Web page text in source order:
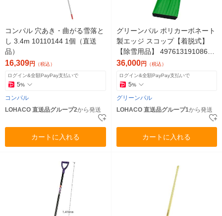
コンパル 穴あき・曲がる雪落と
し 3.4m 10110144 1個（直送
品）
16,309円 （税込）
ログイン&全額PayPay支払いで
5%
コンパル
LOHACO 直送品グループ2から発送
カートに入れる
グリーンパル ポリカーボネート
製エッジ スコップ【着脱式】
【除雪用品】 4976131910869
1セット(20個)（直送品）
36,000円 （税込）
ログイン&全額PayPay支払いで
5%
グリーンパル
LOHACO 直送品グループ1から発送
カートに入れる